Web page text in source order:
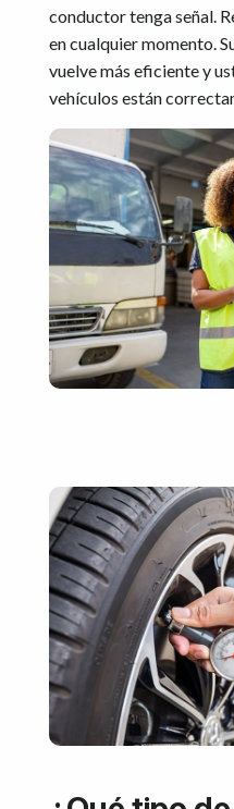
conductor tenga señal.
en cualquier momento.
vuelve más eficiente y
vehículos están